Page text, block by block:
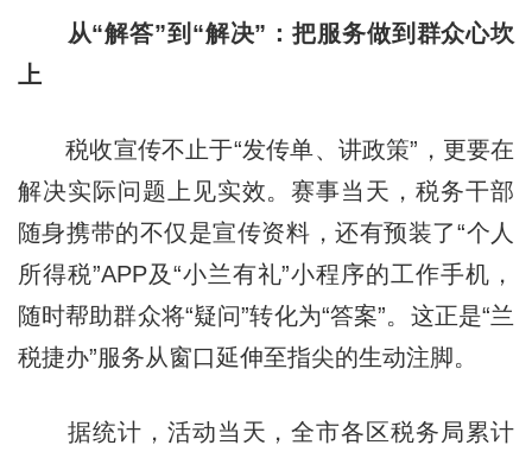
从“解答”到“解决”：把服务做到群众心坎
上
税收宣传不止于“发传单、讲政策”，更要在
解决实际问题上见实效。赛事当天，税务干部
随身携带的不仅是宣传资料，还有预装了“个人
所得税”APP及“小兰有礼”小程序的工作手机，
随时帮助群众将“疑问”转化为“答案”。这正是“兰
税捷办”服务从窗口延伸至指尖的生动注脚。
据统计，活动当天，全市各区税务局累计